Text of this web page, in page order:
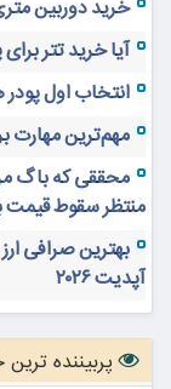
خرید دوربین
آیا خرید تتر
انتخاب اول
مهم‌ترین مهارت
محققی که باگ
منتظر سقوط قیمت
بهترین صرافی
آپدیت ۲۰۲۶
پربیننده ترین